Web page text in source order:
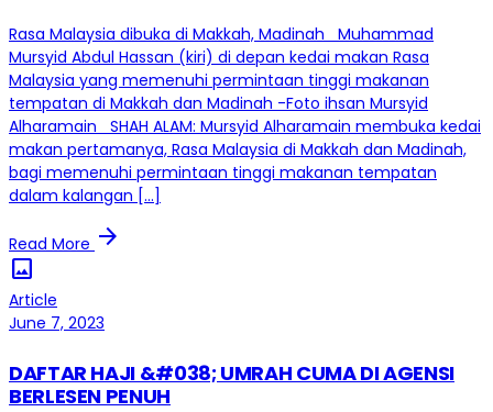
Rasa Malaysia dibuka di Makkah, Madinah Muhammad
Mursyid Abdul Hassan (kiri) di depan kedai makan Rasa
Malaysia yang memenuhi permintaan tinggi makanan
tempatan di Makkah dan Madinah -Foto ihsan Mursyid
Alharamain SHAH ALAM: Mursyid Alharamain membuka kedai
makan pertamanya, Rasa Malaysia di Makkah dan Madinah,
bagi memenuhi permintaan tinggi makanan tempatan
dalam kalangan […]
Read More arrow_forward
image
Article
June 7, 2023
DAFTAR HAJI &#038; UMRAH CUMA DI AGENSI
BERLESEN PENUH